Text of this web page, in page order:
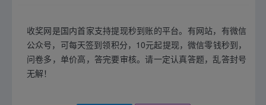
收奖网是国内首家支持提现秒到账的平台。有网站，有微信
公众号，可每天签到领积分，10元起提现，微信零钱秒到，
问卷多，单价高，答完要审核。请一定认真答题，乱答封号
无解！